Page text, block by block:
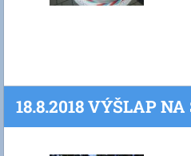
18.8.2018 VÝŠLAP